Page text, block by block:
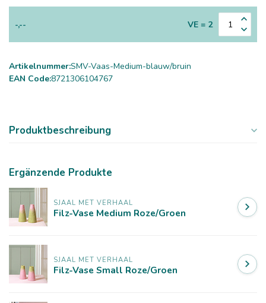
-,-- VE = 2
Artikelnummer:SMV-Vaas-Medium-blauw/bruin
EAN Code:8721306104767
Produktbeschreibung
Ergänzende Produkte
SJAAL MET VERHAAL
Filz-Vase Medium Roze/Groen
SJAAL MET VERHAAL
Filz-Vase Small Roze/Groen